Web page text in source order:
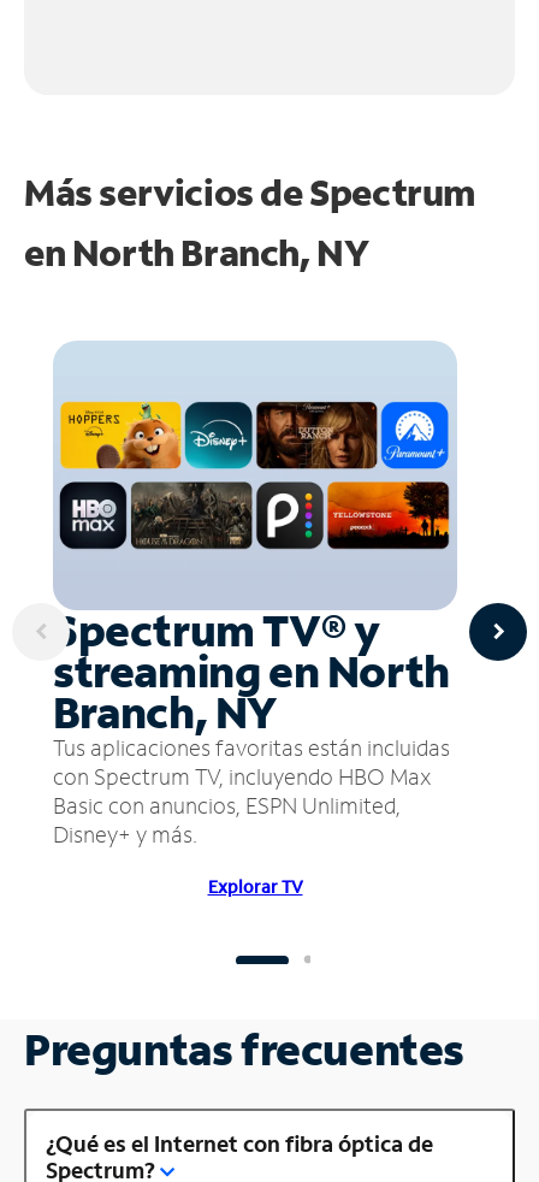
Más servicios de Spectrum
en North Branch, NY
Spectrum TV® y
streaming en North
Branch, NY
Tus aplicaciones favoritas están incluidas
con Spectrum TV, incluyendo HBO Max
Basic con anuncios, ESPN Unlimited,
Disney+ y más.
Explorar TV
Preguntas frecuentes
¿Qué es el Internet con fibra óptica de
Spectrum?